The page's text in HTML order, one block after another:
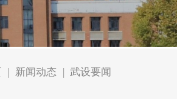
新闻动态 武设要闻